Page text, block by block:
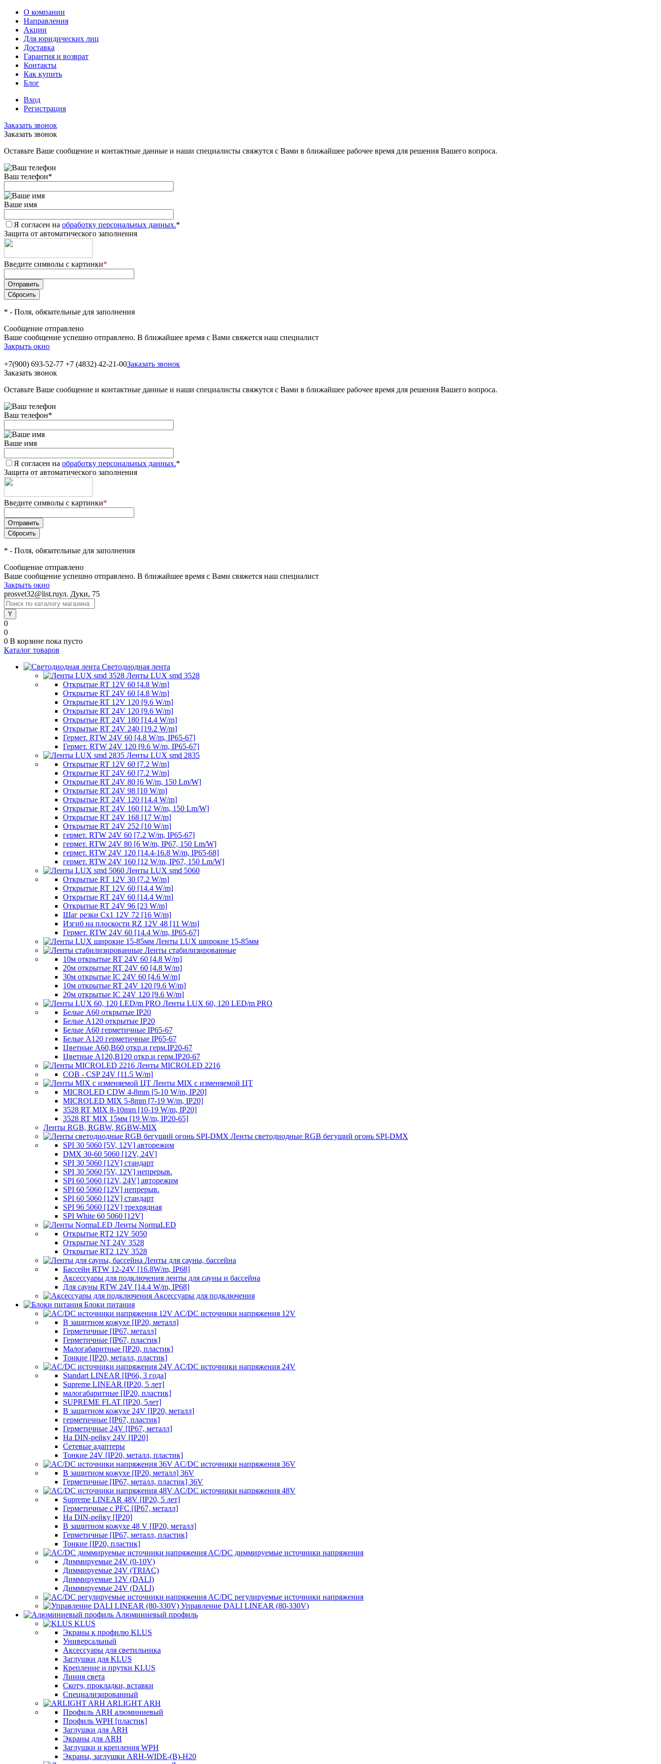
О компании
Направления
Акции
Для юридических лиц
Доставка
Гарантия и возврат
Контакты
Как купить
Блог
Вход
Регистрация
Заказать звонок
Заказать звонок
Оставьте Ваше сообщение и контактные данные и наши специалисты свяжутся с Вами в ближайшее рабочее время для решения Вашего вопроса.
Ваш телефон*
Ваше имя
Я согласен на обработку персональных данных.*
Защита от автоматического заполнения
Введите символы с картинки*
* - Поля, обязательные для заполнения
Сообщение отправлено
Ваше сообщение успешно отправлено. В ближайшее время с Вами свяжется наш специалист
Закрыть окно
+7(900) 693-52-77 +7 (4832) 42-21-00Заказать звонок
Заказать звонок
Оставьте Ваше сообщение и контактные данные и наши специалисты свяжутся с Вами в ближайшее рабочее время для решения Вашего вопроса.
Ваш телефон*
Ваше имя
Я согласен на обработку персональных данных.*
Защита от автоматического заполнения
Введите символы с картинки*
* - Поля, обязательные для заполнения
Сообщение отправлено
Ваше сообщение успешно отправлено. В ближайшее время с Вами свяжется наш специалист
Закрыть окно
prosvet32@list.ruул. Дуки, 75
0
0
0 В корзине пока пусто
Каталог товаров
Светодиодная лента
Ленты LUX smd 3528
Открытые RT 12V 60 [4.8 W/m]
Открытые RT 24V 60 [4.8 W/m]
Открытые RT 12V 120 [9.6 W/m]
Открытые RT 24V 120 [9.6 W/m]
Открытые RT 24V 180 [14.4 W/m]
Открытые RT 24V 240 [19.2 W/m]
Гермет. RTW 24V 60 [4.8 W/m, IP65-67]
Гермет. RTW 24V 120 [9.6 W/m, IP65-67]
Ленты LUX smd 2835
Открытые RT 12V 60 [7.2 W/m]
Открытые RT 24V 60 [7.2 W/m]
Открытые RT 24V 80 [6 W/m, 150 Lm/W]
Открытые RT 24V 98 [10 W/m]
Открытые RT 24V 120 [14.4 W/m]
Открытые RT 24V 160 [12 W/m, 150 Lm/W]
Открытые RT 24V 168 [17 W/m]
Открытые RT 24V 252 [10 W/m]
гермет. RTW 24V 60 [7.2 W/m, IP65-67]
гермет. RTW 24V 80 [6 W/m, IP67, 150 Lm/W]
гермет. RTW 24V 120 [14.4-16.8 W/m, IP65-68]
гермет. RTW 24V 160 [12 W/m, IP67, 150 Lm/W]
Ленты LUX smd 5060
Открытые RT 12V 30 [7.2 W/m]
Открытые RT 12V 60 [14.4 W/m]
Открытые RT 24V 60 [14.4 W/m]
Открытые RT 24V 96 [23 W/m]
Шаг резки Cx1 12V 72 [16 W/m]
Изгиб на плоскости RZ 12V 48 [11 W/m]
Гермет. RTW 24V 60 [14.4 W/m, IP65-67]
Ленты LUX широкие 15-85мм
Ленты стабилизированные
10м открытые RT 24V 60 [4.8 W/m]
20м открытые RT 24V 60 [4.8 W/m]
30м открытые IC 24V 60 [4.6 W/m]
10м открытые RT 24V 120 [9.6 W/m]
20м открытые IC 24V 120 [9.6 W/m]
Ленты LUX 60, 120 LED/m PRO
Белые A60 открытые IP20
Белые A120 открытые IP20
Белые A60 герметичные IP65-67
Белые A120 герметичные IP65-67
Цветные A60,B60 откр.и герм.IP20-67
Цветные A120,B120 откр.и герм.IP20-67
Ленты MICROLED 2216
COB - CSP 24V [11.5 W/m]
Ленты MIX с изменяемой ЦТ
MICROLED CDW 4-8mm [5-10 W/m, IP20]
MICROLED MIX 5-8mm [7-19 W/m, IP20]
3528 RT MIX 8-10mm [10-19 W/m, IP20]
3528 RT MIX 15мм [19 W/m, IP20-65]
Ленты RGB, RGBW, RGBW-MIX
Ленты светодиодные RGB бегущий огонь SPI-DMX
SPI 30 5060 [5V, 12V] авторежим
DMX 30-60 5060 [12V, 24V]
SPI 30 5060 [12V] стандарт
SPI 30 5060 [5V, 12V] непрерыв.
SPI 60 5060 [12V, 24V] авторежим
SPI 60 5060 [12V] непрерыв.
SPI 60 5060 [12V] стандарт
SPI 96 5060 [12V] трехрядная
SPI White 60 5060 [12V]
Ленты NormaLED
Открытые RT2 12V 5050
Открытые NT 24V 3528
Открытые RT2 12V 3528
Ленты для сауны, бассейна
Бассейн RTW 12-24V [16.8W/m, IP68]
Аксессуары для подключения ленты для сауны и бассейна
Для сауны RTW 24V [14.4 W/m, IP68]
Аксессуары для подключения
Блоки питания
AC/DC источники напряжения 12V
В защитном кожухе [IP20, металл]
Герметичные [IP67, металл]
Герметичные [IP67, пластик]
Малогабаритные [IP20, пластик]
Тонкие [IP20, металл, пластик]
AC/DC источники напряжения 24V
Standart LINEAR [IP66, 3 года]
Supreme LINEAR [IP20, 5 лет]
малогабаритные [IP20, пластик]
SUPREME FLAT [IP20, 5лет]
В защитном кожухе 24V [IP20, металл]
герметичные [IP67, пластик]
Герметичные 24V [IP67, металл]
На DIN-рейку 24V [IP20]
Сетевые адаптеры
Тонкие 24V [IP20, металл, пластик]
AC/DC источники напряжения 36V
В защитном кожухе [IP20, металл] 36V
Герметичные [IP67, металл, пластик] 36V
AC/DC источники напряжения 48V
Supreme LINEAR 48V [IP20, 5 лет]
Герметичные с PFC [IP67, металл]
На DIN-рейку [IP20]
В защитном кожухе 48 V [IP20, металл]
Герметичные [IP67, металл, пластик]
Тонкие [IP20, пластик]
AC/DC диммируемые источники напряжения
Диммируемые 24V (0-10V)
Диммируемые 24V (TRIAC)
Диммируемые 12V (DALI)
Диммируемые 24V (DALI)
AC/DC регулируемые источники напряжения
Управление DALI LINEAR (80-330V)
Алюминиевый профиль
KLUS
Экраны к профилю KLUS
Универсальный
Аксессуары для светильника
Заглушки для KLUS
Крепление и прутки KLUS
Линия света
Скотч, прокладки, вставки
Специализированный
ARLIGHT ARH
Профиль ARH алюминиевый
Профиль WPH [пластик]
Заглушки для ARH
Экраны для ARH
Заглушки и крепления WPH
Экраны, заглушки ARH-WIDE-(B)-H20